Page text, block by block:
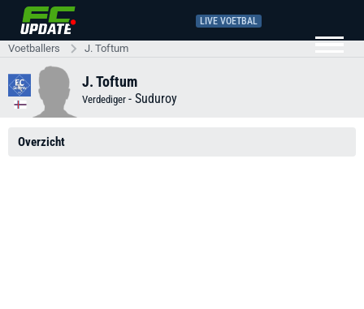
LIVE VOETBAL
Voetballers J. Toftum
J. Toftum
Verdediger - Suduroy
Overzicht